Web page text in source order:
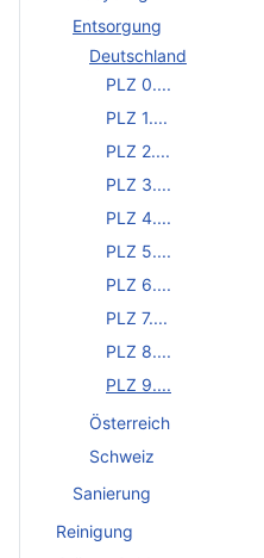
Entsorgung
Deutschland
PLZ 0....
PLZ 1....
PLZ 2....
PLZ 3....
PLZ 4....
PLZ 5....
PLZ 6....
PLZ 7....
PLZ 8....
PLZ 9....
Österreich
Schweiz
Sanierung
Reinigung